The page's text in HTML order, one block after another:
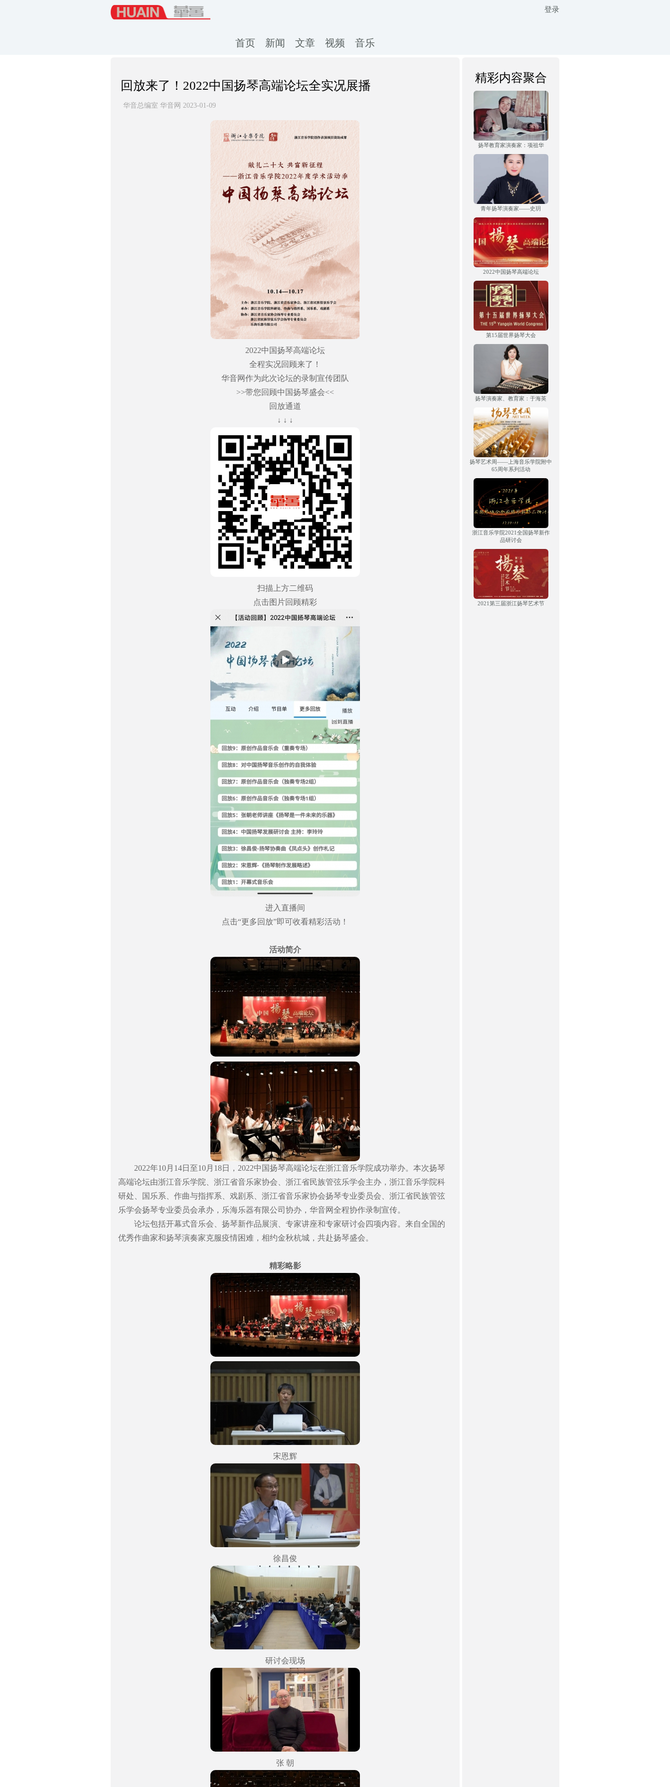
首页 新闻 文章 视频 音乐
登录
回放来了！2022中国扬琴高端论坛全实况展播
华音总编室 华音网 2023-01-09
2022中国扬琴高端论坛
全程实况回顾来了！
华音网作为此次论坛的录制宣传团队
>>带您回顾中国扬琴盛会<<
回放通道
↓ ↓ ↓
扫描上方二维码
点击图片回顾精彩
进入直播间
点击“更多回放”即可收看精彩活动！
活动简介
2022年10月14日至10月18日，2022中国扬琴高端论坛在浙江音乐学院成功举办。本次扬琴
高端论坛由浙江音乐学院、浙江省音乐家协会、浙江省民族管弦乐学会主办，浙江音乐学院科
研处、国乐系、作曲与指挥系、戏剧系、浙江省音乐家协会扬琴专业委员会、浙江省民族管弦
乐学会扬琴专业委员会承办，乐海乐器有限公司协办，华音网全程协作录制宣传。
论坛包括开幕式音乐会、扬琴新作品展演、专家讲座和专家研讨会四项内容。来自全国的
优秀作曲家和扬琴演奏家克服疫情困难，相约金秋杭城，共赴扬琴盛会。
精彩略影
宋恩辉
徐昌俊
研讨会现场
张 朝
精彩内容聚合
扬琴教育家演奏家：项祖华
青年扬琴演奏家——史玥
2022中国扬琴高端论坛
第15届世界扬琴大会
扬琴演奏家、教育家：于海英
扬琴艺术周——上海音乐学院附中
65周年系列活动
浙江音乐学院2021全国扬琴新作
品研讨会
2021第三届浙江扬琴艺术节